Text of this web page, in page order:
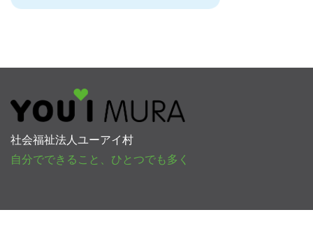
社会福祉法人ユーアイ村
自分でできること、ひとつでも多く